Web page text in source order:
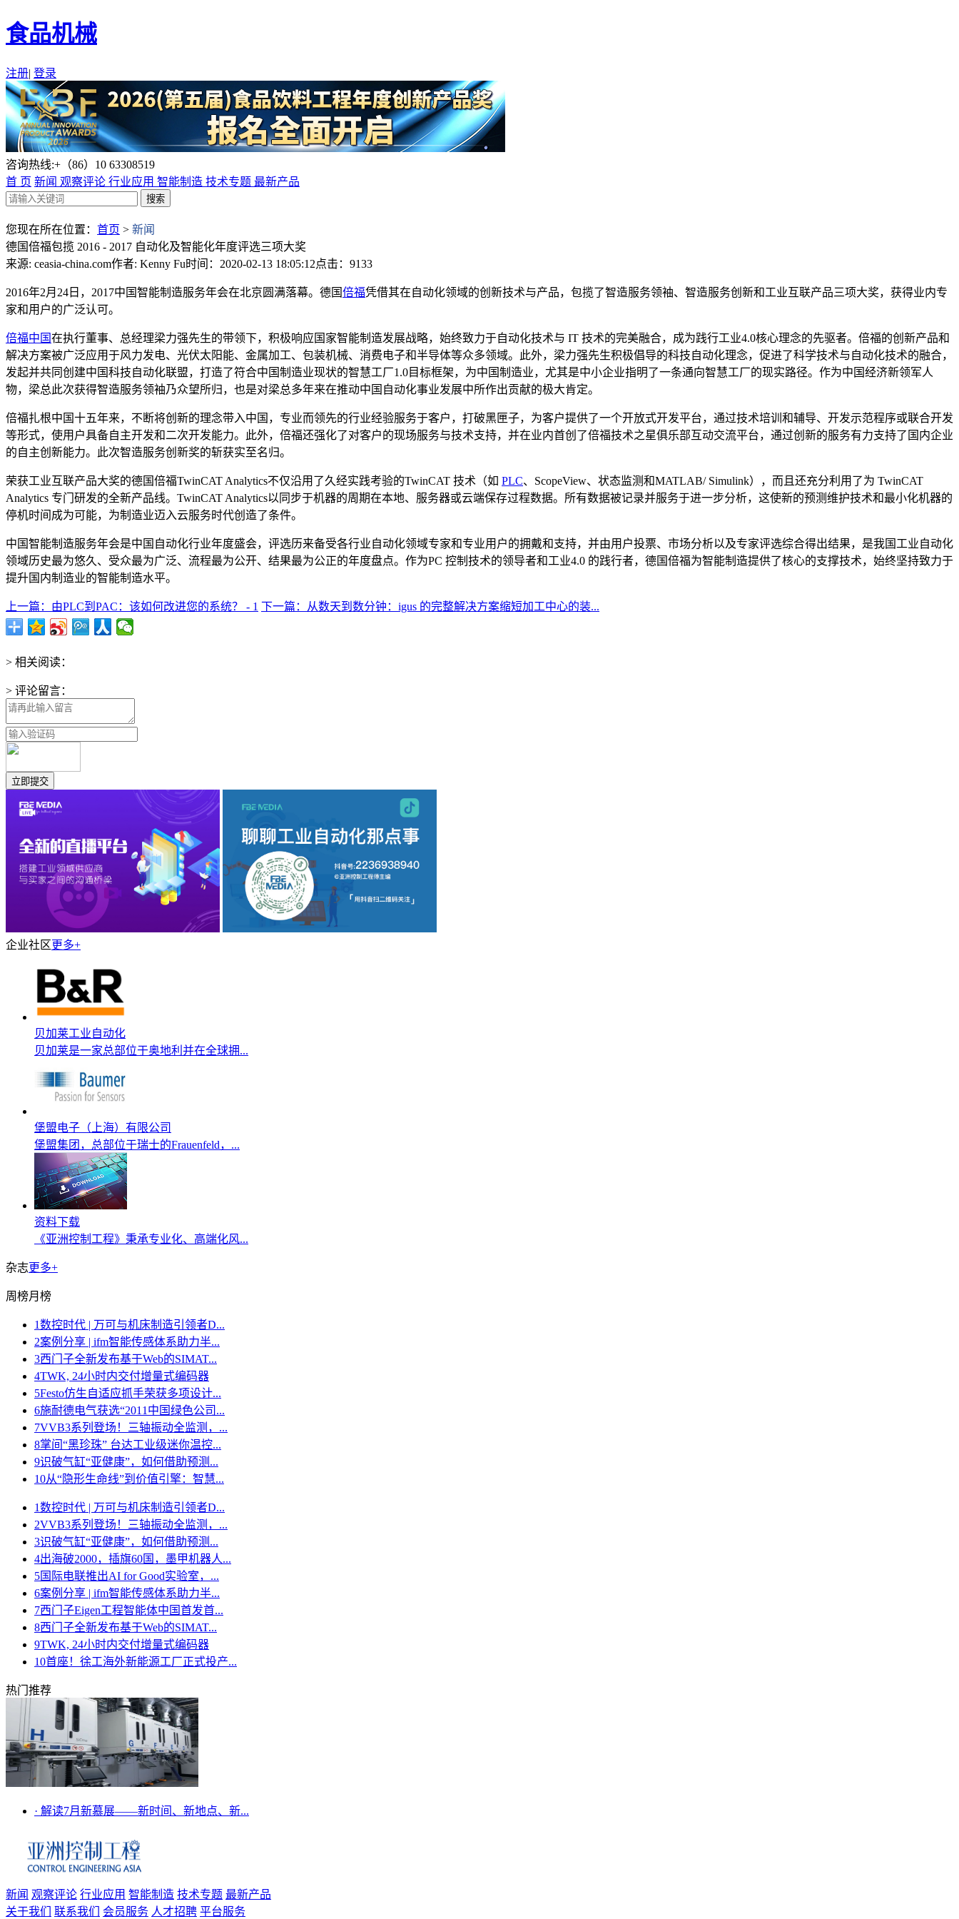
食品机械
注册| 登录
咨询热线:+（86）10 63308519
首 页 新闻 观察评论 行业应用 智能制造 技术专题 最新产品
您现在所在位置： 首页 > 新闻
德国倍福包揽 2016 - 2017 自动化及智能化年度评选三项大奖
来源: ceasia-china.com作者: Kenny Fu时间：2020-02-13 18:05:12点击：9133
2016年2月24日，2017中国智能制造服务年会在北京圆满落幕。德国倍福凭借其在自动化领域的创新技术与产品，包揽了智造服务领袖、智造服务创新和工业互联产品三项大奖，获得业内专
家和用户的广泛认可。
倍福中国在执行董事、总经理梁力强先生的带领下，积极响应国家智能制造发展战略，始终致力于自动化技术与 IT 技术的完美融合，成为践行工业4.0核心理念的先驱者。倍福的创新产品和
解决方案被广泛应用于风力发电、光伏太阳能、金属加工、包装机械、消费电子和半导体等众多领域。此外，梁力强先生积极倡导的科技自动化理念，促进了科学技术与自动化技术的融合，
发起并共同创建中国科技自动化联盟，打造了符合中国制造业现状的智慧工厂1.0目标框架，为中国制造业，尤其是中小企业指明了一条通向智慧工厂的现实路径。作为中国经济新领军人
物，梁总此次获得智造服务领袖乃众望所归，也是对梁总多年来在推动中国自动化事业发展中所作出贡献的极大肯定。
倍福扎根中国十五年来，不断将创新的理念带入中国，专业而领先的行业经验服务于客户，打破黑匣子，为客户提供了一个开放式开发平台，通过技术培训和辅导、开发示范程序或联合开发
等形式，使用户具备自主开发和二次开发能力。此外，倍福还强化了对客户的现场服务与技术支持，并在业内首创了倍福技术之星俱乐部互动交流平台，通过创新的服务有力支持了国内企业
的自主创新能力。此次智造服务创新奖的斩获实至名归。
荣获工业互联产品大奖的德国倍福TwinCAT Analytics不仅沿用了久经实践考验的TwinCAT 技术（如 PLC、ScopeView、状态监测和MATLAB/ Simulink），而且还充分利用了为 TwinCAT
Analytics 专门研发的全新产品线。TwinCAT Analytics以同步于机器的周期在本地、服务器或云端保存过程数据。所有数据被记录并服务于进一步分析，这使新的预测维护技术和最小化机器的
停机时间成为可能，为制造业迈入云服务时代创造了条件。
中国智能制造服务年会是中国自动化行业年度盛会，评选历来备受各行业自动化领域专家和专业用户的拥戴和支持，并由用户投票、市场分析以及专家评选综合得出结果，是我国工业自动化
领域历史最为悠久、受众最为广泛、流程最为公开、结果最为公正的年度盘点。作为PC 控制技术的领导者和工业4.0 的践行者，德国倍福为智能制造提供了核心的支撑技术，始终坚持致力于
提升国内制造业的智能制造水平。
上一篇：由PLC到PAC：该如何改进您的系统？ - 1 下一篇：从数天到数分钟：igus 的完整解决方案缩短加工中心的装...
> 相关阅读：
> 评论留言：
企业社区更多+
贝加莱工业自动化
贝加莱是一家总部位于奥地利并在全球拥...
堡盟电子（上海）有限公司
堡盟集团，总部位于瑞士的Frauenfeld，...
资料下载
《亚洲控制工程》秉承专业化、高端化风...
杂志更多+
周榜月榜
1数控时代 | 万可与机床制造引领者D...
2案例分享 | ifm智能传感体系助力半...
3西门子全新发布基于Web的SIMAT...
4TWK, 24小时内交付增量式编码器
5Festo仿生自适应抓手荣获多项设计...
6施耐德电气获选“2011中国绿色公司...
7VVB3系列登场！三轴振动全监测，...
8掌间“黑珍珠” 台达工业级迷你温控...
9识破气缸“亚健康”，如何借助预测...
10从“隐形生命线”到价值引擎：智慧...
1数控时代 | 万可与机床制造引领者D...
2VVB3系列登场！三轴振动全监测，...
3识破气缸“亚健康”，如何借助预测...
4出海破2000，插旗60国，墨甲机器人...
5国际电联推出AI for Good实验室，...
6案例分享 | ifm智能传感体系助力半...
7西门子Eigen工程智能体中国首发首...
8西门子全新发布基于Web的SIMAT...
9TWK, 24小时内交付增量式编码器
10首座！徐工海外新能源工厂正式投产...
热门推荐
· 解读7月新慕展——新时间、新地点、新...
新闻 观察评论 行业应用 智能制造 技术专题 最新产品
关于我们
联系我们 会员服务 人才招聘 平台服务